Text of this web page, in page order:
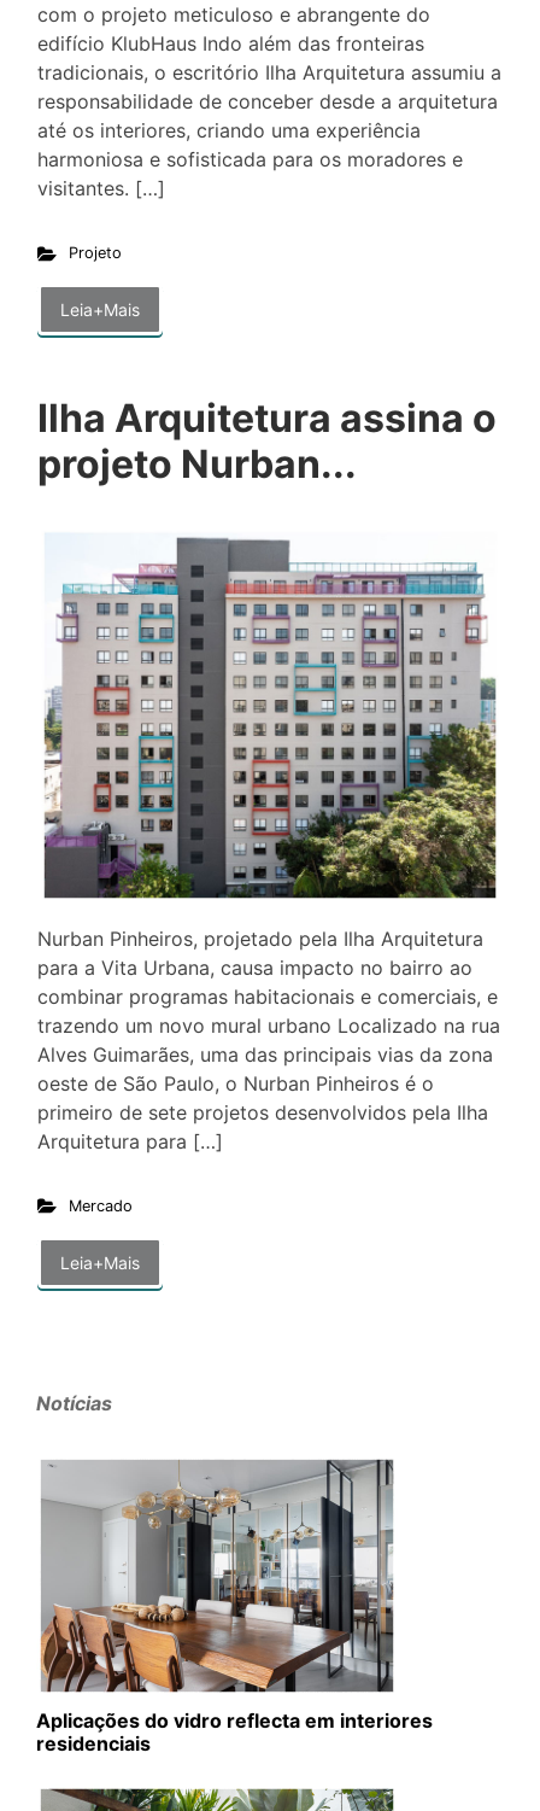
com o projeto meticuloso e abrangente do
edifício KlubHaus Indo além das fronteiras
tradicionais, o escritório Ilha Arquitetura assumiu a
responsabilidade de conceber desde a arquitetura
até os interiores, criando uma experiência
harmoniosa e sofisticada para os moradores e
visitantes. […]
Projeto
Leia+Mais
Ilha Arquitetura assina o
projeto Nurban...
Nurban Pinheiros, projetado pela Ilha Arquitetura
para a Vita Urbana, causa impacto no bairro ao
combinar programas habitacionais e comerciais, e
trazendo um novo mural urbano Localizado na rua
Alves Guimarães, uma das principais vias da zona
oeste de São Paulo, o Nurban Pinheiros é o
primeiro de sete projetos desenvolvidos pela Ilha
Arquitetura para […]
Mercado
Leia+Mais
Notícias
Aplicações do vidro reflecta em interiores
residenciais